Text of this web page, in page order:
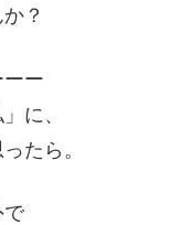
？
ー
に、
たら。
で